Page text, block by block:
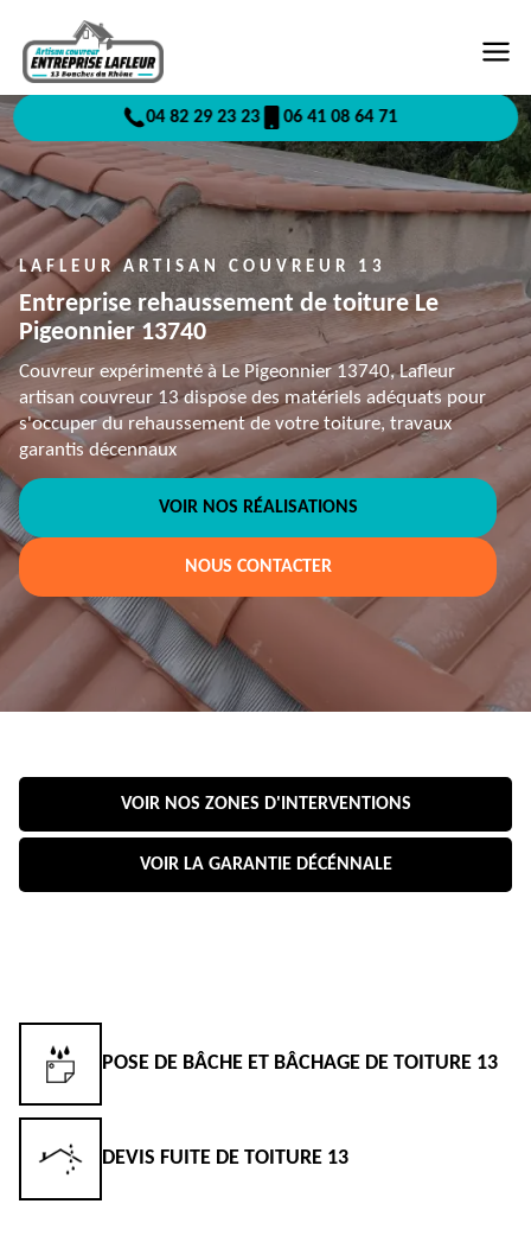
04 82 29 23 23 06 41 08 64 71
LAFLEUR ARTISAN COUVREUR 13
Entreprise rehaussement de toiture Le
Pigeonnier 13740
Couvreur expérimenté à Le Pigeonnier 13740, Lafleur
artisan couvreur 13 dispose des matériels adéquats pour
s'occuper du rehaussement de votre toiture, travaux
garantis décennaux
VOIR NOS RÉALISATIONS
NOUS CONTACTER
VOIR NOS ZONES D'INTERVENTIONS
VOIR LA GARANTIE DÉCÉNNALE
POSE DE BÂCHE ET BÂCHAGE DE TOITURE 13
DEVIS FUITE DE TOITURE 13